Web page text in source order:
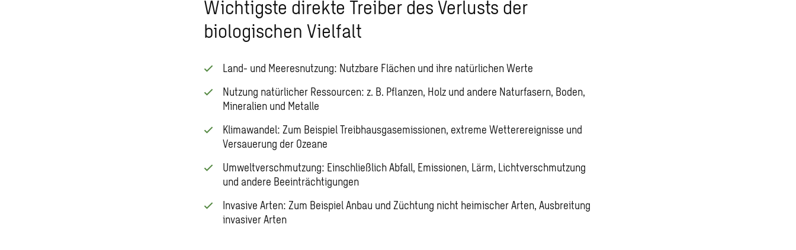
Wichtigste direkte Treiber des Verlusts der
biologischen Vielfalt
Land- und Meeresnutzung: Nutzbare Flächen und ihre natürlichen Werte
Nutzung natürlicher Ressourcen: z. B. Pflanzen, Holz und andere Naturfasern, Boden,
Mineralien und Metalle
Klimawandel: Zum Beispiel Treibhausgasemissionen, extreme Wetterereignisse und
Versauerung der Ozeane
Umweltverschmutzung: Einschließlich Abfall, Emissionen, Lärm, Lichtverschmutzung
und andere Beeinträchtigungen
Invasive Arten: Zum Beispiel Anbau und Züchtung nicht heimischer Arten, Ausbreitung
invasiver Arten